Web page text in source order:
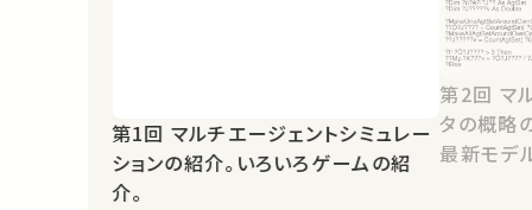
第1回 マルチエージェントシミュレー
ションの紹介。いろいろゲームの紹
介。
第2回 マルチエージェントシミュレー
タの概略
最新モデ